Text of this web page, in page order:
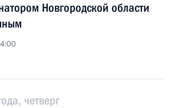
Новгородской области
четверг